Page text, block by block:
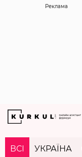
Реклама
ВСІ УКРАЇНА